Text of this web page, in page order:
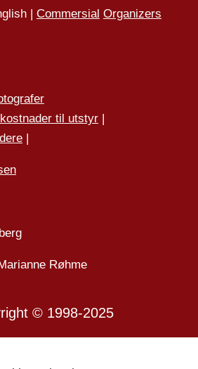
| Commersial Organizers
til utstyr|
e|
Røhme
© 1998-2025